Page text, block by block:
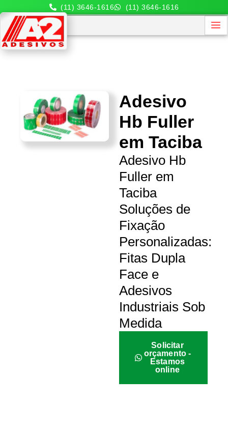
(11) 3646-1616 (11) 3646-1616
Adesivo
Hb Fuller
em Taciba
Adesivo Hb
Fuller em
Taciba
Soluções de
Fixação
Personalizadas:
Fitas Dupla
Face e
Adesivos
Industriais Sob
Medida
Solicitar
orçamento -
Estamos
online